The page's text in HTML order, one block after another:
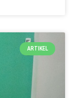
ARTIKEL